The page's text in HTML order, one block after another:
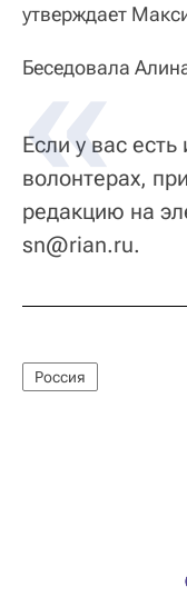
утверждает
Беседовала
Если у вас
волонтерах,
редакцию на
sn@rian.ru.
Россия